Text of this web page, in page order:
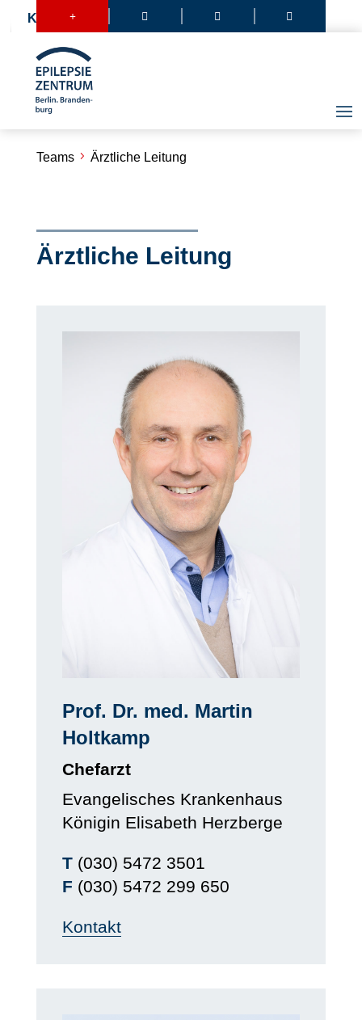
+   
Kontakt
Teams Ärztliche Leitung
Ärztliche Leitung
Prof. Dr. med. Martin
Holtkamp
Chefarzt
Evangelisches Krankenhaus
Königin Elisabeth Herzberge
T(030) 5472 3501
F (030) 5472 299 650
Kontakt